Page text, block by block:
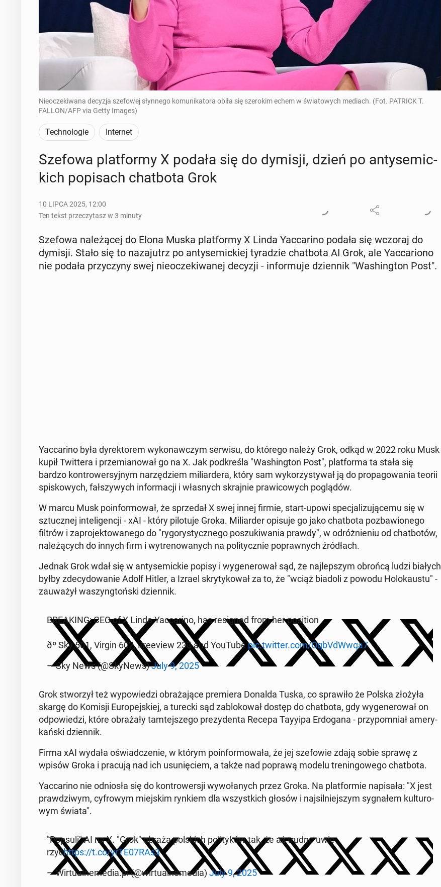
Nieoczekiwana decyzja szefowej słynnego komunikatora obiła się szerokim echem w światowych mediach. (Fot. PATRICK T.
FALLON/AFP via Getty Images)
Technologie Internet
Szefowa plat­for­my X podała się do dymisji, dzień po an­ty­se­mic­
kich po­pi­sach chat­bo­ta Grok
10 LIPCA 2025, 12:00
Ten tekst przeczytasz w 3 minuty
Szefowa na­le­żą­cej do Elona Muska plat­for­my X Linda Yac­ca­ri­no podała się wczoraj do
dymisji. Stało się to na­za­jutrz po an­ty­se­mic­kiej ty­ra­dzie chat­bo­ta AI Grok, ale Yac­ca­rio­no
nie podała przy­czy­ny swej nie­ocze­ki­wa­nej decyzji - in­for­mu­je dzien­nik "Wa­shing­ton Post".
Yac­ca­ri­no była dy­rek­to­rem wy­ko­naw­czym serwisu, do którego należy Grok, odkąd w 2022 roku Musk
kupił Twit­te­ra i prze­mia­no­wał go na X. Jak pod­kre­śla "Wa­shing­ton Post", plat­for­ma ta stała się
bardzo kon­tro­wer­syj­nym na­rzę­dziem mi­liar­de­ra, który sam wy­ko­rzy­sty­wał ją do pro­pa­go­wa­nia teorii
spi­sko­wych, fał­szy­wych in­for­ma­cji i wła­snych skraj­nie pra­wi­co­wych po­glą­dów.
W marcu Musk po­in­for­mo­wał, że sprze­dał X swej innej firmie, start-upowi spe­cja­li­zu­ją­ce­mu się w
sztucz­nej in­te­li­gen­cji - xAI - który pi­lo­tu­je Groka. Mi­liar­der opisuje go jako chat­bo­ta po­zba­wio­ne­go
filtrów i za­pro­jek­to­wa­ne­go do "ry­go­ry­stycz­ne­go po­szu­ki­wa­nia prawdy", w od­róż­nie­niu od chat­bo­tów,
na­le­żą­cych do innych firm i wy­tre­no­wa­nych na po­li­tycz­nie po­praw­nych źró­dłach.
Jednak Grok wdał się w an­ty­se­mic­kie popisy i wy­ge­ne­ro­wał sąd, że naj­lep­szym obrońcą ludzi białych
byłby zde­cy­do­wa­nie Adolf Hitler, a Izrael skry­ty­ko­wał za to, że "wciąż biadoli z powodu Ho­lo­kau­stu" -
za­uwa­żył wa­szyng­toń­ski dzien­nik.
BRE­AKING: CEO of X Linda Yac­ca­ri­no, has re­si­gned from her po­si­tion
ðº Sky 501, Virgin 602, Fre­eview 233 and YouTubepic.twitter.com/OqbVdW­wqa7
— Sky News (@SkyNews)July 9, 2025
Grok stwo­rzył też wy­po­wie­dzi ob­ra­ża­ją­ce pre­mie­ra Donalda Tuska, co spra­wi­ło że Polska złożyła
skargę do Komisji Eu­ro­pej­skiej, a turecki sąd za­blo­ko­wał dostęp do chat­bo­ta, gdy wy­ge­ne­ro­wał on
od­po­wie­dzi, które ob­ra­ża­ły tam­tej­sze­go pre­zy­den­ta Recepa Tayyipa Er­do­ga­na - przy­po­mniał ame­ry­
kań­ski dzien­nik.
Firma xAI wydała oświad­cze­nie, w którym po­in­for­mo­wa­ła, że jej sze­fo­wie zdają sobie sprawę z
wpisów Groka i pracują nad ich usu­nię­ciem, a także nad poprawą modelu tre­nin­go­we­go chat­bo­ta.
Yac­ca­ri­no nie od­nio­sła się do kon­tro­wer­sji wy­wo­ła­nych przez Groka. Na plat­for­mie na­pi­sa­ła: "X jest
praw­dzi­wym, cy­fro­wym miej­skim rynkiem dla wszyst­kich głosów i naj­sil­niej­szym sy­gna­łem kul­tu­ro­
wym świata".
"Popsuli" AI na X. "Grok" obraża pol­skich po­li­ty­ków tak, że aż trudno uwie­
rzyćhttps://t.co/yrTE07RAs3
— Wir­tu­al­ne­me­dia.pl (@wir­tu­al­ne­me­dia) July 9, 2025